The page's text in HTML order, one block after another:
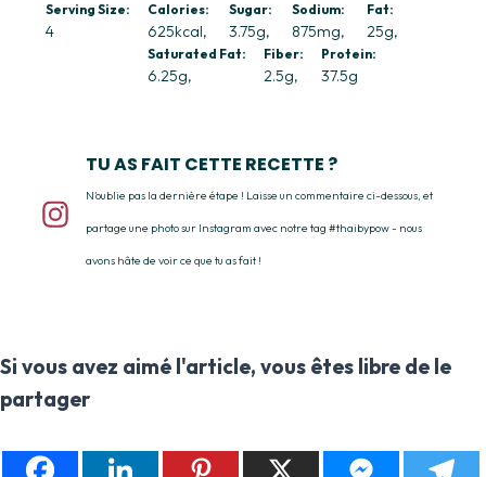
Serving Size:
4
Calories:
625kcal
Sugar:
3.75g
Sodium:
875mg
Fat:
25g
Saturated Fat:
6.25g
Fiber:
2.5g
Protein:
37.5g
TU AS FAIT CETTE RECETTE ?
N'oublie pas la dernière étape ! Laisse un commentaire ci-dessous, et
partage une photo sur Instagram avec notre tag #thaibypow - nous
avons hâte de voir ce que tu as fait !
Si vous avez aimé l'article, vous êtes libre de le
partager